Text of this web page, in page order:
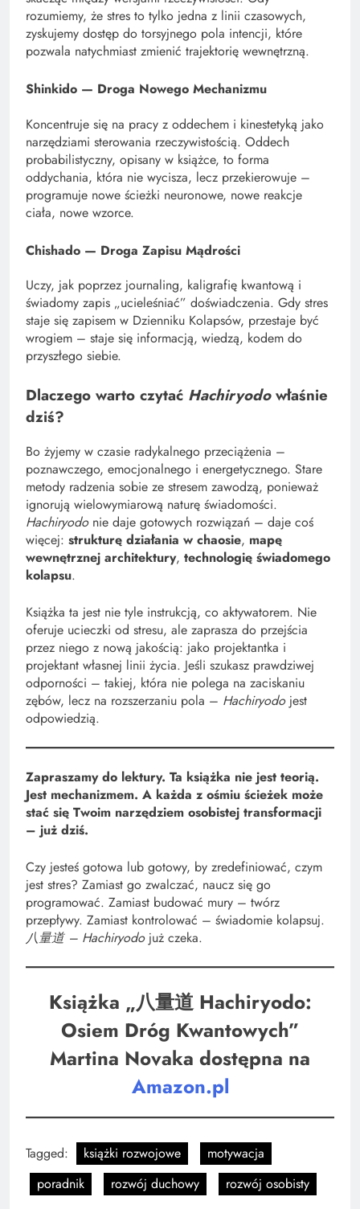
rozumiemy, że stres to tylko jedna z linii czasowych,
zyskujemy dostęp do torsyjnego pola intencji, które
pozwala natychmiast zmienić trajektorię wewnętrzną.
Shinkido — Droga Nowego Mechanizmu
Koncentruje się na pracy z oddechem i kinestetyką jako
narzędziami sterowania rzeczywistością. Oddech
probabilistyczny, opisany w książce, to forma
oddychania, która nie wycisza, lecz przekierowuje –
programuje nowe ścieżki neuronowe, nowe reakcje
ciała, nowe wzorce.
Chishado — Droga Zapisu Mądrości
Uczy, jak poprzez journaling, kaligrafię kwantową i
świadomy zapis „ucieleśniać” doświadczenia. Gdy stres
staje się zapisem w Dzienniku Kolapsów, przestaje być
wrogiem – staje się informacją, wiedzą, kodem do
przyszłego siebie.
Dlaczego warto czytać Hachiryodowłaśnie
dziś?
Bo żyjemy w czasie radykalnego przeciążenia –
poznawczego, emocjonalnego i energetycznego. Stare
metody radzenia sobie ze stresem zawodzą, ponieważ
ignorują wielowymiarową naturę świadomości.
Hachiryodonie daje gotowych rozwiązań – daje coś
więcej: strukturę działania w chaosie, mapę
wewnętrznej architektury, technologię świadomego
kolapsu.
Książka ta jest nie tyle instrukcją, co aktywatorem. Nie
oferuje ucieczki od stresu, ale zaprasza do przejścia
przez niego z nową jakością: jako projektantka i
projektant własnej linii życia. Jeśli szukasz prawdziwej
odporności – takiej, która nie polega na zaciskaniu
zębów, lecz na rozszerzaniu pola – Hachiryodojest
odpowiedzią.
Zapraszamy do lektury. Ta książka nie jest teorią.
Jest mechanizmem. A każda z ośmiu ścieżek może
stać się Twoim narzędziem osobistej transformacji
– już dziś.
Czy jesteś gotowa lub gotowy, by zredefiniować, czym
jest stres? Zamiast go zwalczać, naucz się go
programować. Zamiast budować mury – twórz
przepływy. Zamiast kontrolować – świadomie kolapsuj.
八量道 – Hachiryodojuż czeka.
Książka „八量道 Hachiryodo:
Osiem Dróg Kwantowych”
Martina Novaka dostępna na
Amazon.pl
Tagged: książki rozwojowe
motywacja
poradnik
rozwój duchowy rozwój osobisty